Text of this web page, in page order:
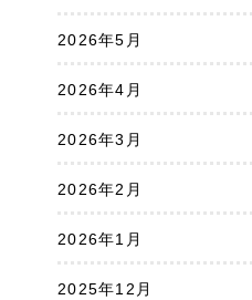
2026年5月
2026年4月
2026年3月
2026年2月
2026年1月
2025年12月